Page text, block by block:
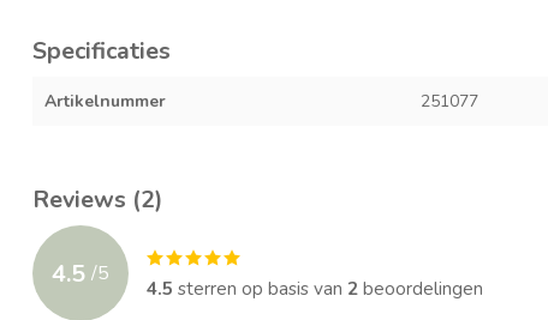
Specificaties
Artikelnummer 251077
Reviews (2)
4.5 /5
4.5 sterren op basis van 2beoordelingen